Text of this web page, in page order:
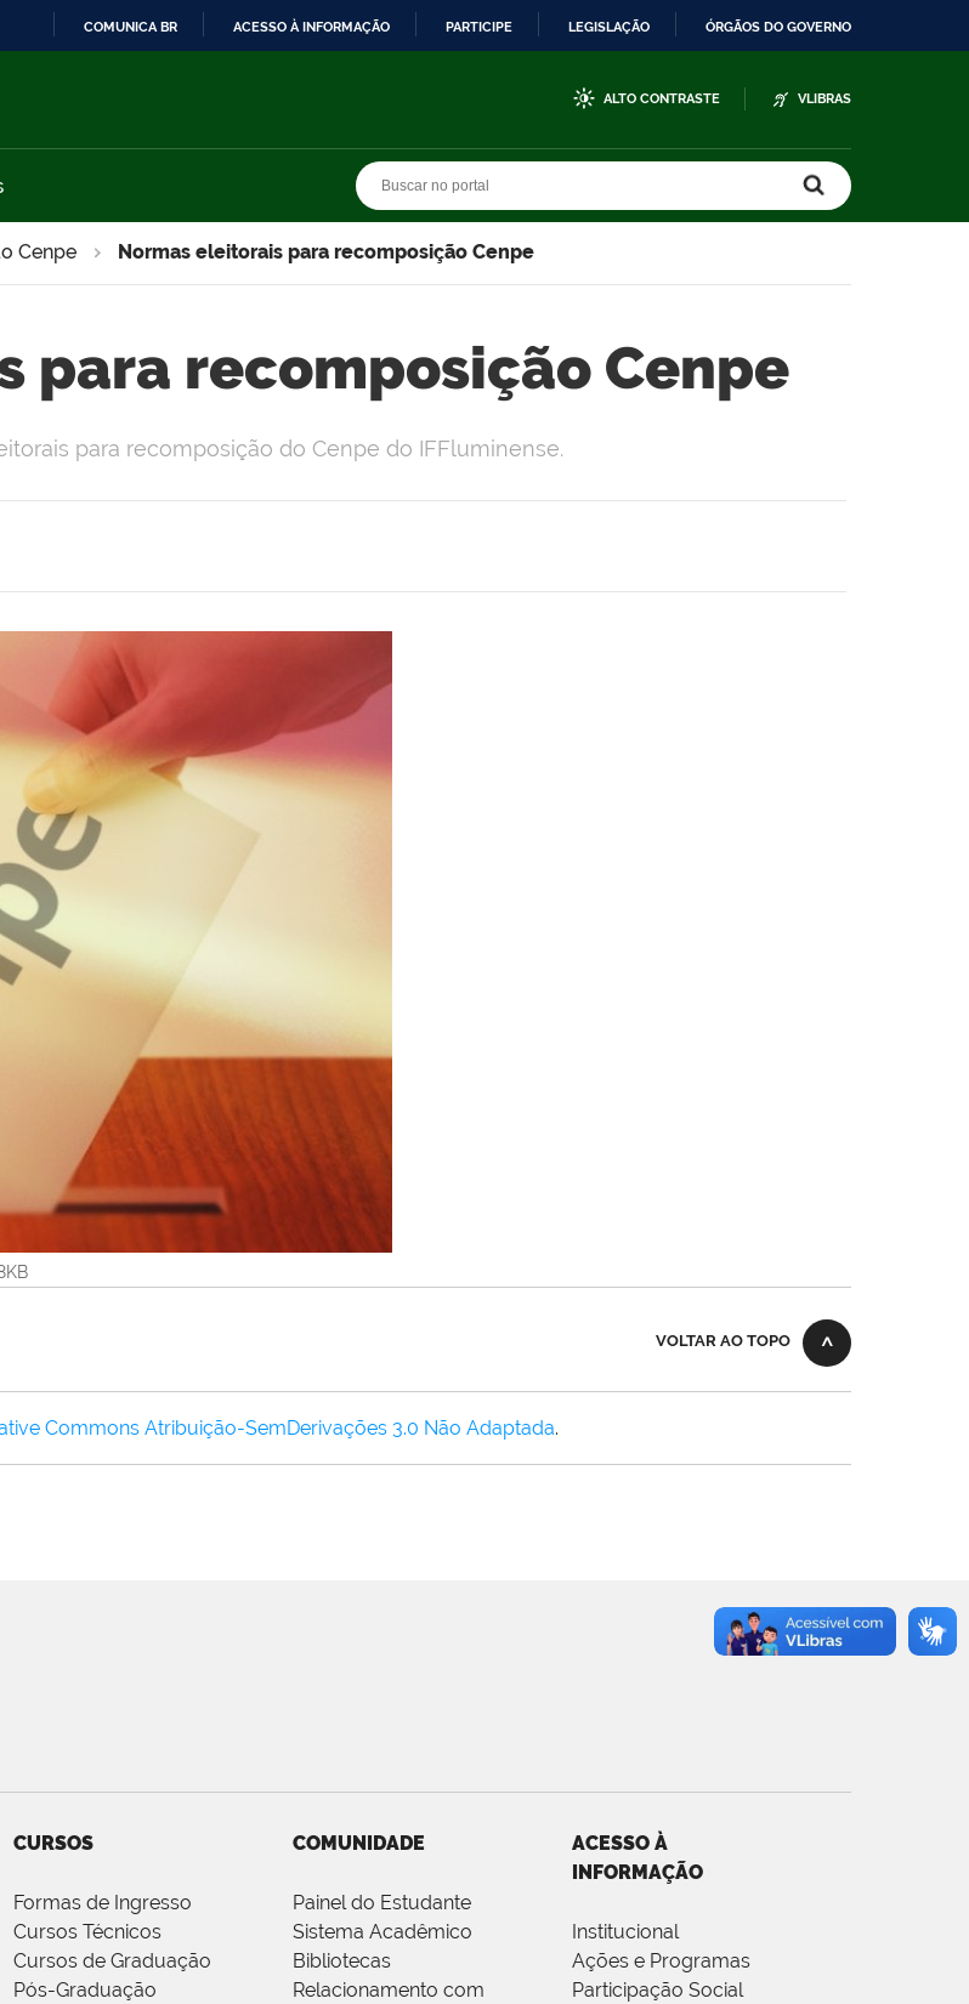
COMUNICA BR ACESSO À INFORMAÇÃO PARTICIPE LEGISLAÇÃO ÓRGÃOS DO GOVERNO
ALTO CONTRASTE VLIBRAS
Cenpe Normas eleitorais para recomposição Cenpe
para recomposição Cenpe
para recomposição do Cenpe do IFFluminense.
VOLTAR AO TOPO
Commons Atribuição-SemDerivações 3.0 Não Adaptada.
CURSOS
Formas de Ingresso
Cursos Técnicos
Cursos de Graduação
Pós-Graduação
COMUNIDADE
Painel do Estudante
Sistema Acadêmico
Bibliotecas
Relacionamento com
ACESSO À
INFORMAÇÃO
Institucional
Ações e Programas
Participação Social